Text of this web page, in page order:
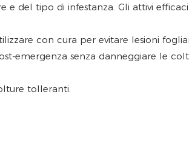
e del tipo di infestanza. Gli attivi efficaci
con cura per evitare lesioni
emergenza senza danneggiare le
tolleranti.